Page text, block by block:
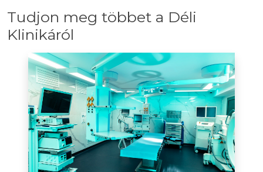
Tudjon meg többet a Déli
Klinikáról